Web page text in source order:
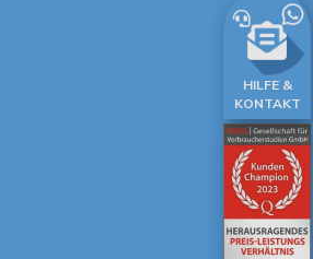
HILFE &
KONTAKT